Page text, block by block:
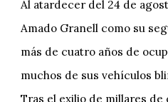
Al atardecer del 24 de
Amado Granell como su
más de cuatro años de
muchos de sus vehículos
Tras el exilio de millares de